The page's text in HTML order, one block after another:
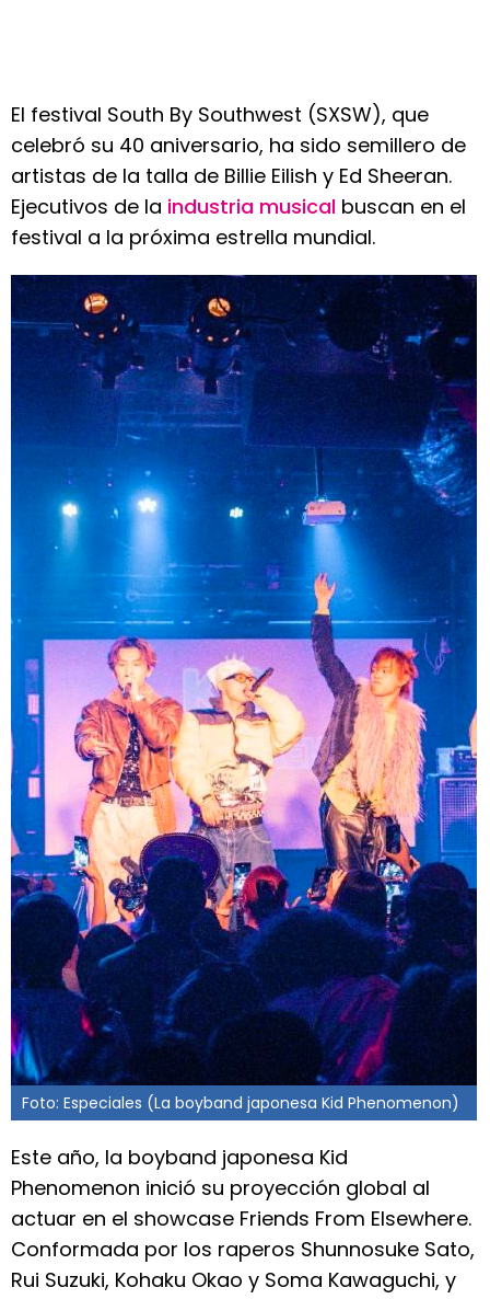
El festival South By Southwest (SXSW), que
celebró su 40 aniversario, ha sido semillero de
artistas de la talla de Billie Eilish y Ed Sheeran.
Ejecutivos de la industria musical buscan en el
festival a la próxima estrella mundial.
Foto: Especiales (La boyband japonesa Kid Phenomenon)
Este año, la boyband japonesa Kid
Phenomenon inició su proyección global al
actuar en el showcase Friends From Elsewhere.
Conformada por los raperos Shunnosuke Sato,
Rui Suzuki, Kohaku Okao y Soma Kawaguchi, y